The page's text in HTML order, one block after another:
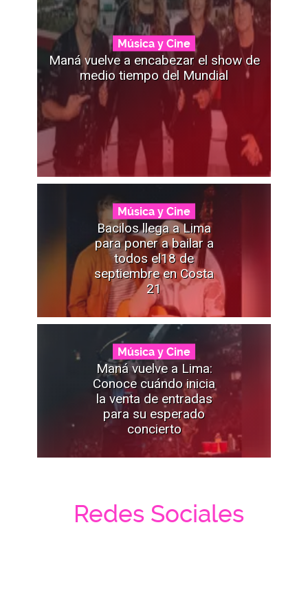
Música y Cine
Maná vuelve a encabezar el show de
medio tiempo del Mundial
Música y Cine
Bacilos llega a Lima
para poner a bailar a
todos el18 de
septiembre en Costa
21
Música y Cine
Maná vuelve a Lima:
Conoce cuándo inicia
la venta de entradas
para su esperado
concierto
Redes Sociales